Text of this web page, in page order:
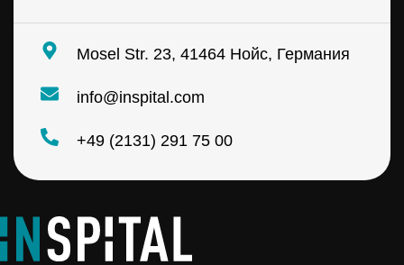
Mosel Str. 23, 41464 Нойс, Германия
info@inspital.com
+49 (2131) 291 75 00